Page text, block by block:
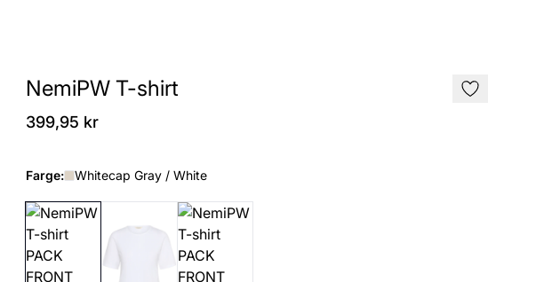
NemiPW T-shirt
399,95 kr
Farge: Whitecap Gray / White